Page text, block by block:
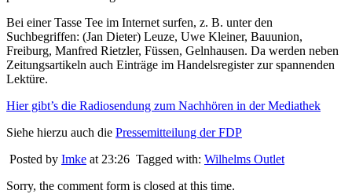
Bei einer Tasse Tee im Internet surfen, z. B. unter den
Suchbegriffen: (Jan Dieter) Leuze, Uwe Kleiner, Bauunion,
Freiburg, Manfred Rietzler, Füssen, Gelnhausen. Da werden neben
Zeitungsartikeln auch Einträge im Handelsregister zur spannenden
Lektüre.
Hier gibt’s die Radiosendung zum Nachhören in der Mediathek
Siehe hierzu auch die Pressemitteilung der FDP
Posted by Imke at 23:26 Tagged with: Wilhelms Outlet
Sorry, the comment form is closed at this time.